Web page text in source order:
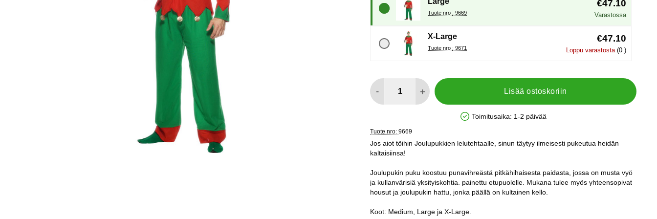
Tuote nro : 9669
€47.10
Varastossa
X-Large
Tuote nro : 9671
€47.10
Loppu varastosta(0 )
- + Lisää ostoskoriin
Saatavuus: Varastossa
Toimitusaika: 1-2 päivää
Tuote nro: 9669
Jos aiot töihin Joulupukkien lelutehtaalle, sinun täytyy ilmeisesti pukeutua heidän
kaltaisiinsa!
Joulupukin puku koostuu punavihreästä pitkähihaisesta paidasta, jossa on musta vyö
ja kullanvärisiä yksityiskohtia. painettu etupuolelle. Mukana tulee myös yhteensopivat
housut ja joulupukin hattu, jonka päällä on kultainen kello.
Koot: Medium, Large ja X-Large.